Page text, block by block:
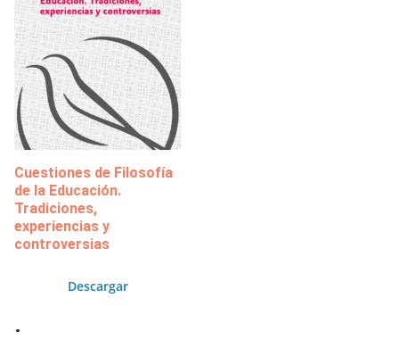
Cuestiones de Filosofía
de la Educación.
Tradiciones,
experiencias y
controversias
Descargar
.